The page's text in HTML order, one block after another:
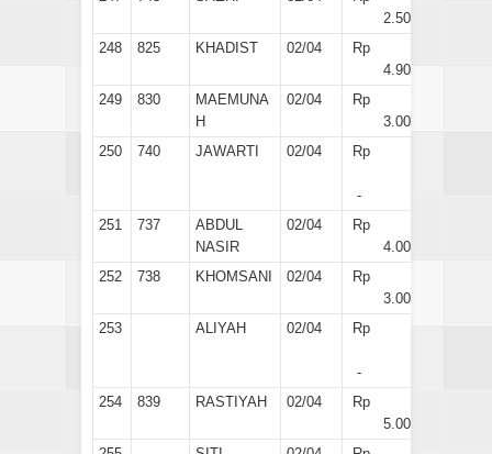
2.500
248
825 KHADIST 02/04
Rp
4.900
249
830
MAEMUNA
H
02/04
Rp
3.000
250
740 JAWARTI 02/04 Rp
-
251
737
ABDUL
NASIR
02/04
Rp
4.000
252
738 KHOMSANI 02/04
Rp
3.000
253
ALIYAH 02/04 Rp
-
254
839 RASTIYAH 02/04
Rp
5.000